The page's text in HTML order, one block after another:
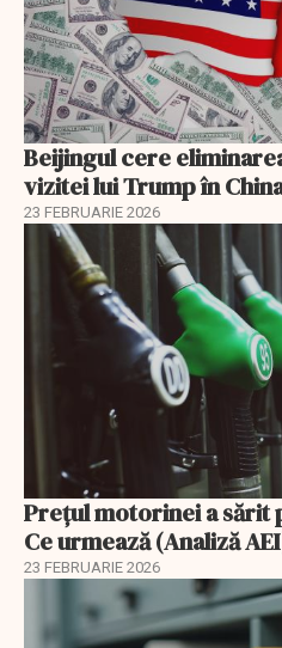
Beijingul cere
vizitei lui Trump în
23 FEBRUARIE 2026
Prețul motorinei a sărit
Ce urmează (Analiză
23 FEBRUARIE 2026